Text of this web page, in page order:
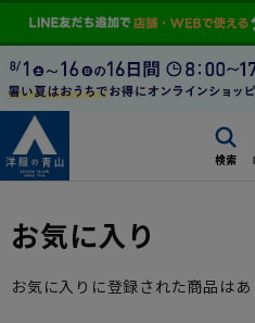
検索
お気に入り
お気に入りに登録された商品はあ